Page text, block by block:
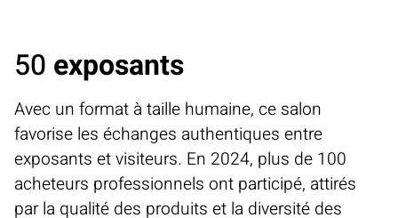
50 exposants
Avec un format à taille humaine, ce salon
favorise les échanges authentiques entre
exposants et visiteurs. En 2024, plus de 100
acheteurs professionnels ont participé, attirés
par la qualité des produits et la diversité des